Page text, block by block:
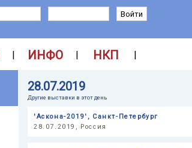
| ИНФО | НКП |
28.07.2019
Другие выставки в этот день
'Аскона-2019', Санкт-Петербург
28.07.2019, Россия